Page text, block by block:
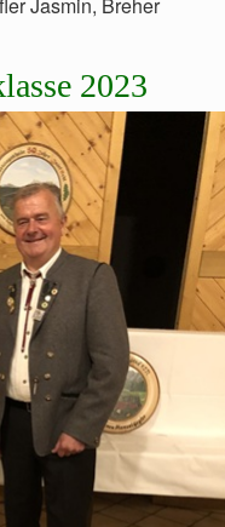
Jasmin, Breher
2023